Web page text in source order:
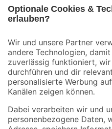
Der toom Newsletter: Keine Angebote
Zur Newsletter Anmeldung
Folge uns